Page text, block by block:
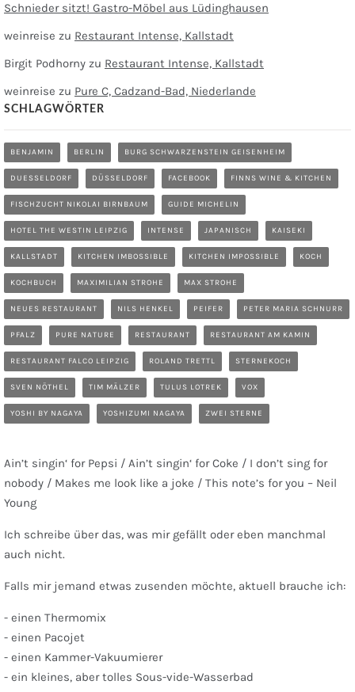
Schnieder sitzt! Gastro-Möbel aus Lüdinghausen
weinreise zu Restaurant Intense, Kallstadt
Birgit Podhorny zu Restaurant Intense, Kallstadt
weinreise zu Pure C, Cadzand-Bad, Niederlande
SCHLAGWÖRTER
BENJAMIN BERLIN BURG SCHWARZENSTEIN GEISENHEIM
DUESSELDORF DÜSSELDORF FACEBOOK FINNS WINE & KITCHEN
FISCHZUCHT NIKOLAI BIRNBAUM GUIDE MICHELIN
HOTEL THE WESTIN LEIPZIG INTENSE JAPANISCH KAISEKI
KALLSTADT KITCHEN IMBOSSIBLE KITCHEN IMPOSSIBLE KOCH
KOCHBUCH MAXIMILIAN STROHE MAX STROHE
NEUES RESTAURANT NILS HENKEL PEIFER PETER MARIA SCHNURR
PFALZ PURE NATURE RESTAURANT RESTAURANT AM KAMIN
RESTAURANT FALCO LEIPZIG ROLAND TRETTL STERNEKOCH
SVEN NÖTHEL TIM MÄLZER TULUS LOTREK VOX
YOSHI BY NAGAYA YOSHIZUMI NAGAYA ZWEI STERNE
Ain’t singin‘ for Pepsi / Ain’t singin‘ for Coke / I don’t sing for
nobody / Makes me look like a joke / This note’s for you – Neil
Young
Ich schreibe über das, was mir gefällt oder eben manchmal
auch nicht.
Falls mir jemand etwas zusenden möchte, aktuell brauche ich:
- einen Thermomix
- einen Pacojet
- einen Kammer-Vakuumierer
- ein kleines, aber tolles Sous-vide-Wasserbad